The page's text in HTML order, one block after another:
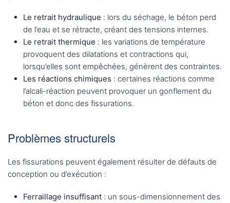
Le retrait hydraulique : lors du séchage, le béton perd
de l’eau et se rétracte, créant des tensions internes.
Le retrait thermique : les variations de température
provoquent des dilatations et contractions qui,
lorsqu’elles sont empêchées, génèrent des contraintes.
Les réactions chimiques : certaines réactions comme
l’alcali-réaction peuvent provoquer un gonflement du
béton et donc des fissurations.
Problèmes structurels
Les fissurations peuvent également résulter de défauts de
conception ou d’exécution :
Ferraillage insuffisant : un sous-dimensionnement des